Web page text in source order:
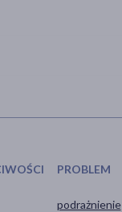
PROBLEM
podrażnienie